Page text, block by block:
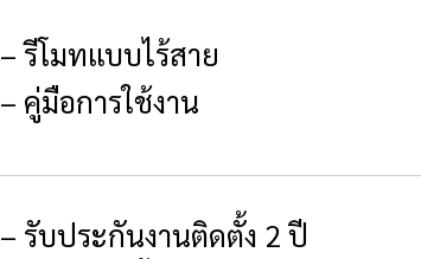
– รีโมทแบบไร้สาย
– คู่มือการใช้งาน
– รับประกันงานติดตั้ง 2 ปี